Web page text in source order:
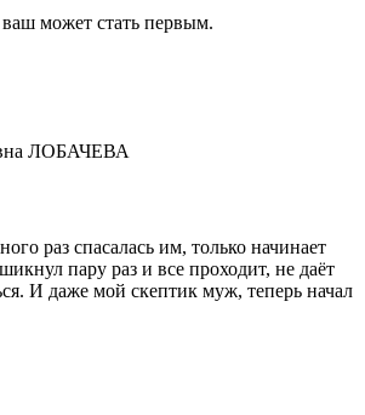
может стать первым.
ЛОБАЧЕВА
раз спасалась им, только начинает
пару раз и все проходит, не даёт
И даже мой скептик муж, теперь начал